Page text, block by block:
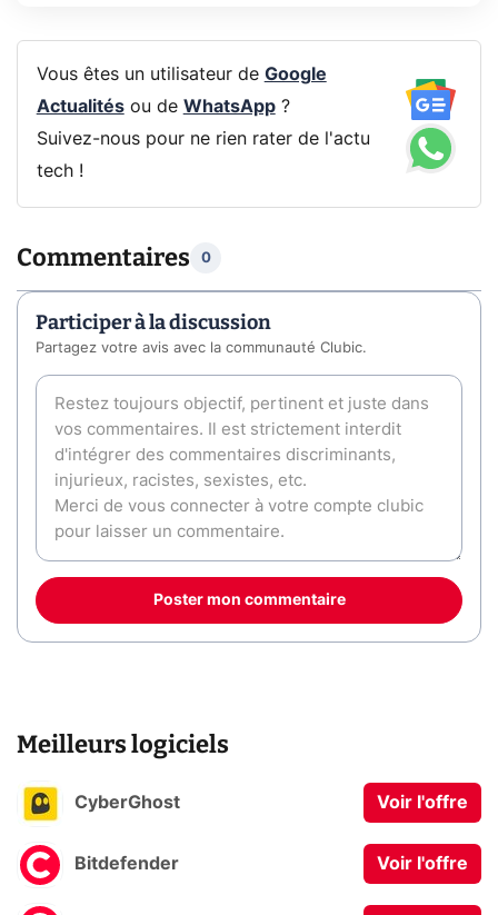
Vous êtes un utilisateur de Google
Actualitésou de WhatsApp?
Suivez-nous pour ne rien rater de l'actu
tech !
Commentaires 0
Participer à la discussion
Partagez votre avis avec la communauté Clubic.
Poster mon commentaire
Meilleurs logiciels
CyberGhost Voir l'offre
Bitdefender Voir l'offre